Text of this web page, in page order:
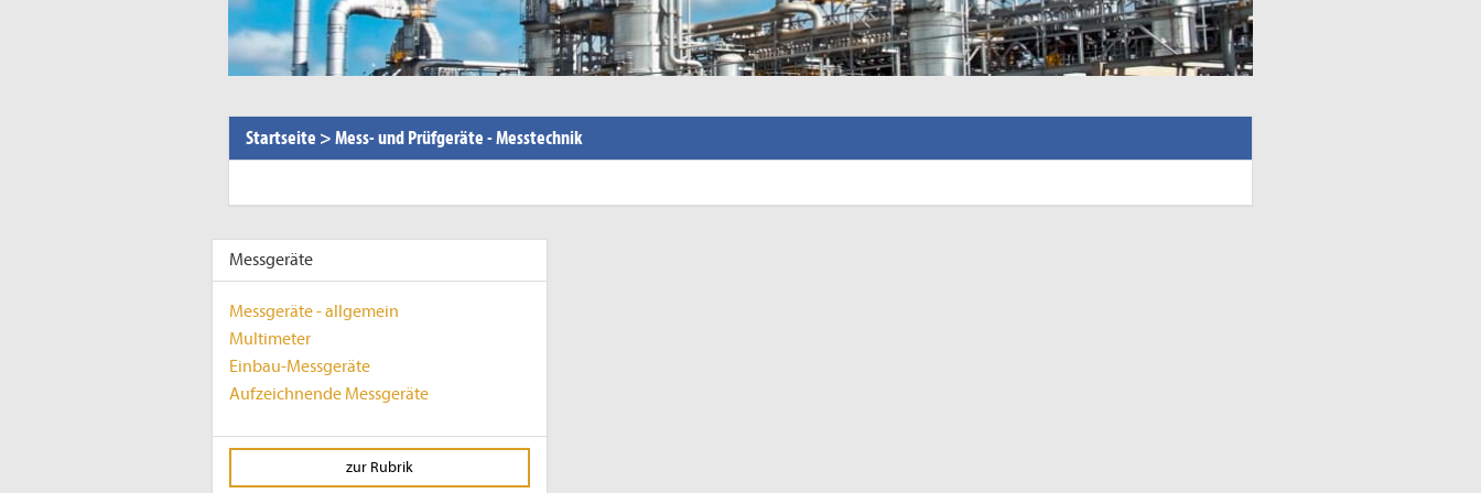
Startseite >Mess- und Prüfgeräte - Messtechnik
Messgeräte
Messgeräte - allgemein
Multimeter
Einbau-Messgeräte
Aufzeichnende Messgeräte
zur Rubrik